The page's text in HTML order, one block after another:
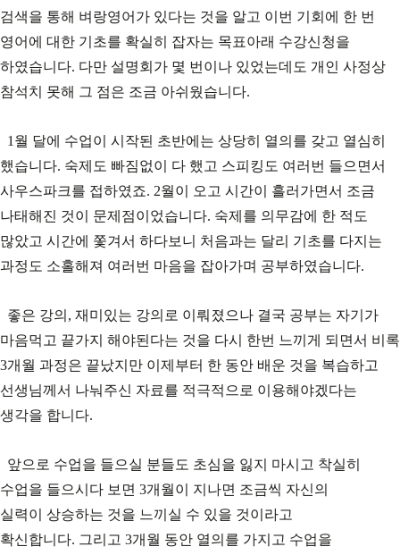
검색을 통해 벼랑영어가 있다는 것을 알고 이번 기회에 한 번
영어에 대한 기초를 확실히 잡자는 목표아래 수강신청을
하였습니다. 다만 설명회가 몇 번이나 있었는데도 개인 사정상
참석치 못해 그 점은 조금 아쉬웠습니다.
1월 달에 수업이 시작된 초반에는 상당히 열의를 갖고 열심히
했습니다. 숙제도 빠짐없이 다 했고 스피킹도 여러번 들으면서
사우스파크를 접하였죠. 2월이 오고 시간이 흘러가면서 조금
나태해진 것이 문제점이었습니다. 숙제를 의무감에 한 적도
많았고 시간에 쫓겨서 하다보니 처음과는 달리 기초를 다지는
과정도 소홀해져 여러번 마음을 잡아가며 공부하였습니다.
좋은 강의, 재미있는 강의로 이뤄졌으나 결국 공부는 자기가
마음먹고 끝가지 해야된다는 것을 다시 한번 느끼게 되면서 비록
3개월 과정은 끝났지만 이제부터 한 동안 배운 것을 복습하고
선생님께서 나눠주신 자료를 적극적으로 이용해야겠다는
생각을 합니다.
앞으로 수업을 들으실 분들도 초심을 잃지 마시고 착실히
수업을 들으시다 보면 3개월이 지나면 조금씩 자신의
실력이 상승하는 것을 느끼실 수 있을 것이라고
확신합니다. 그리고 3개월 동안 열의를 가지고 수업을